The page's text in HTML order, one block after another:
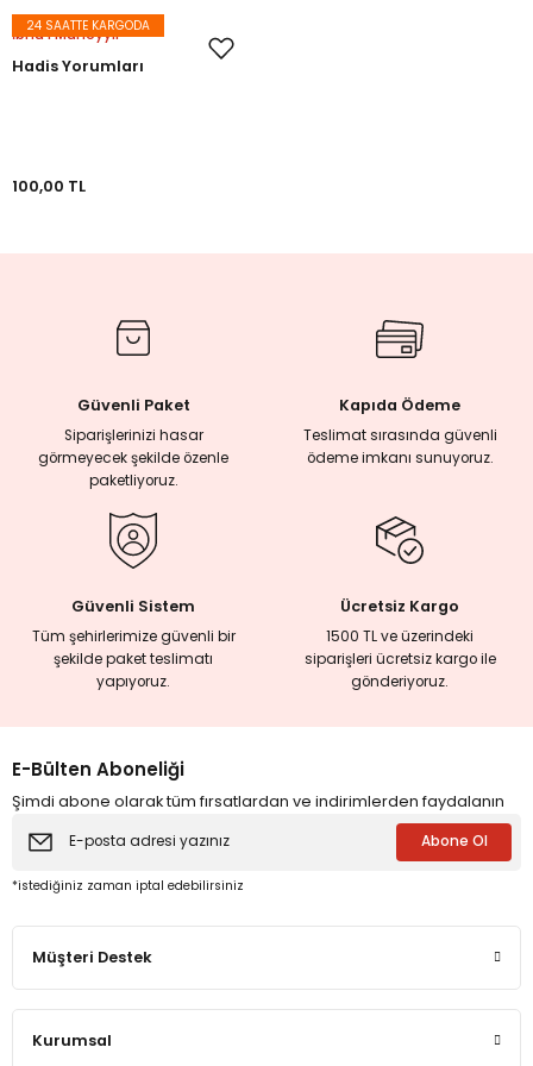
ve Araştırma
24 SAATTE KARGODA
İbnü'l Müneyyir
Hadis Yorumları
100,00 TL
Güvenli Paket
Siparişlerinizi hasar
görmeyecek şekilde özenle
paketliyoruz.
Kapıda Ödeme
Teslimat sırasında güvenli
ödeme imkanı sunuyoruz.
Güvenli Sistem
Tüm şehirlerimize güvenli bir
şekilde paket teslimatı
yapıyoruz.
Ücretsiz Kargo
1500 TL ve üzerindeki
siparişleri ücretsiz kargo ile
gönderiyoruz.
E-Bülten Aboneliği
Şimdi abone olarak tüm fırsatlardan ve indirimlerden faydalanın
Abone Ol
*istediğiniz zaman iptal edebilirsiniz
Müşteri Destek
Kurumsal